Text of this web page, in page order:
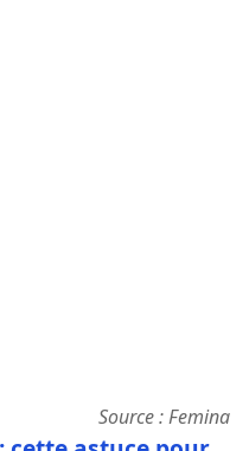
Source :Femina